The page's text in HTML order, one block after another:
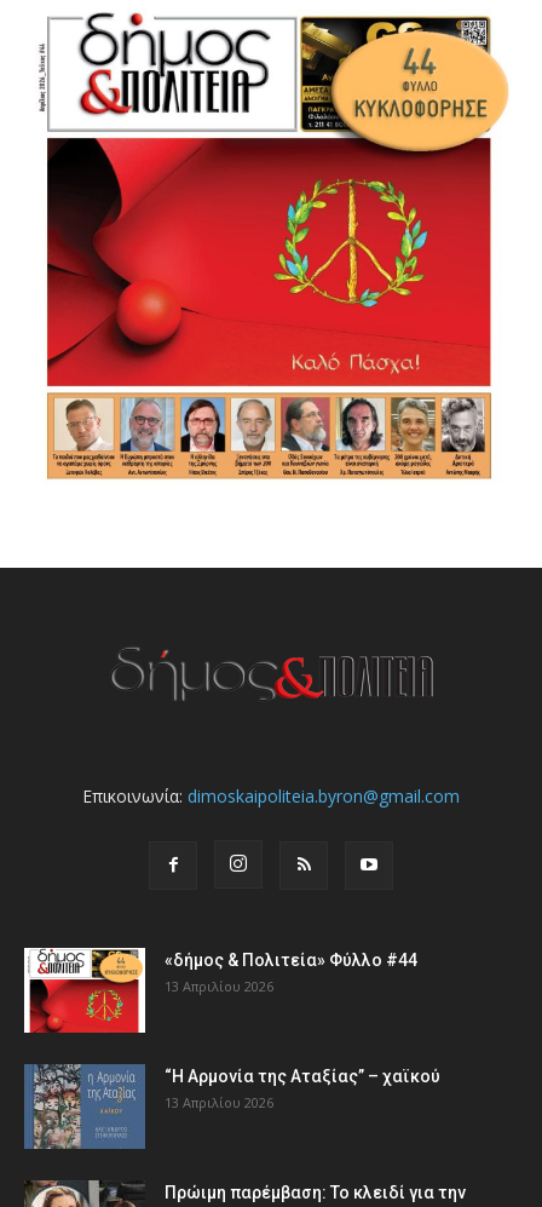
Επικοινωνία: dimoskaipoliteia.byron@gmail.com
«δήμος & Πολιτεία» Φύλλο #44
13 Απριλίου 2026
“Η Αρμονία της Αταξίας” – χαϊκού
13 Απριλίου 2026
Πρώιμη παρέμβαση: Το κλειδί για την